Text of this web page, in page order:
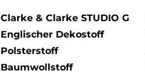
Clarke & Clarke STUDIO G
Englischer Dekostoff
Polsterstoff
Baumwollstoff